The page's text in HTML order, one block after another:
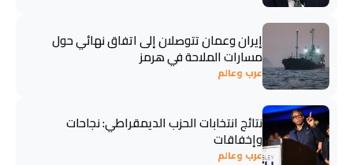
إيران وعمان تتوصلان إلى اتفاق نهائي حول
مسارات الملاحة في هرمز
عرب وعالم
نتائج انتخابات الحزب الديمقراطي: نجاحات
وإخفاقات
عرب وعالم